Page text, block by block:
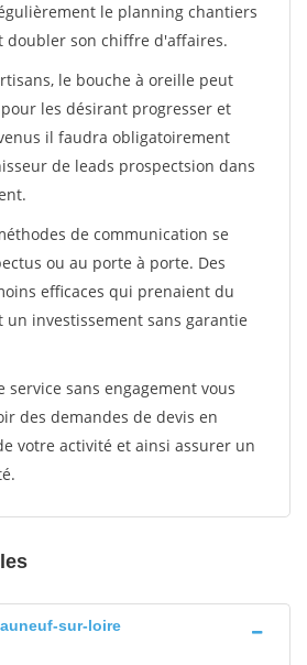
le planning chantiers
doubler son chiffre d'affaires.
le bouche à oreille peut
les désirant progresser et
il faudra obligatoirement
de leads prospectsion dans
de communication se
ou au porte à porte. Des
efficaces qui prenaient du
investissement sans garantie
sans engagement vous
des demandes de devis en
votre activité et ainsi assurer un
sur-loire